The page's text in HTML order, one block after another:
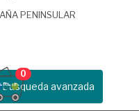
PENINSULAR
Busqueda avanzada
0